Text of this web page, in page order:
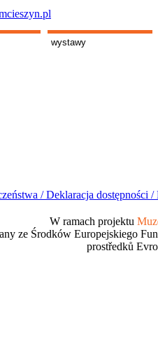
wystawy
/Deklaracja dostępności /
W ramach projektu
ze Środków Europejskiego
prostředků